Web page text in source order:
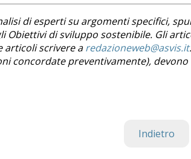
di esperti su argomenti specifici,
Obiettivi di sviluppo sostenibile. Gli
articoli scrivere aredazioneweb@asvis.it
concordate preventivamente),
Indietro